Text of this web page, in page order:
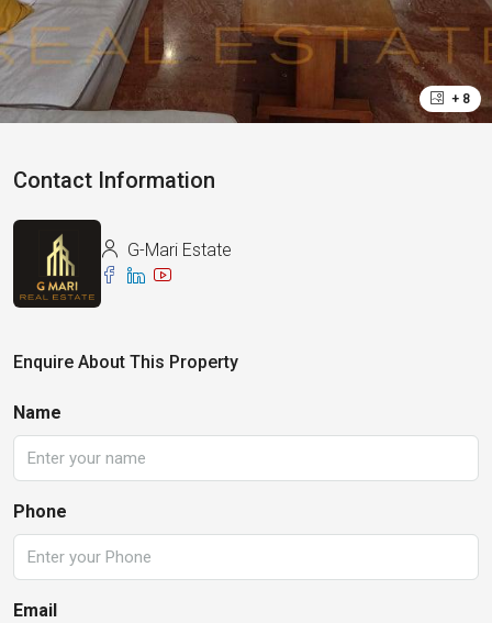
+ 8
Contact Information
G-Mari Estate
Enquire About This Property
Name
Phone
Email